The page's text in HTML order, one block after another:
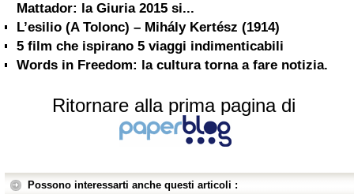
Mattador: la Giuria 2015 si...
L’esilio (A Tolonc) – Mihály Kertész (1914)
5 film che ispirano 5 viaggi indimenticabili
Words in Freedom: la cultura torna a fare notizia.
Ritornare alla prima pagina di
Possono interessarti anche questi articoli :